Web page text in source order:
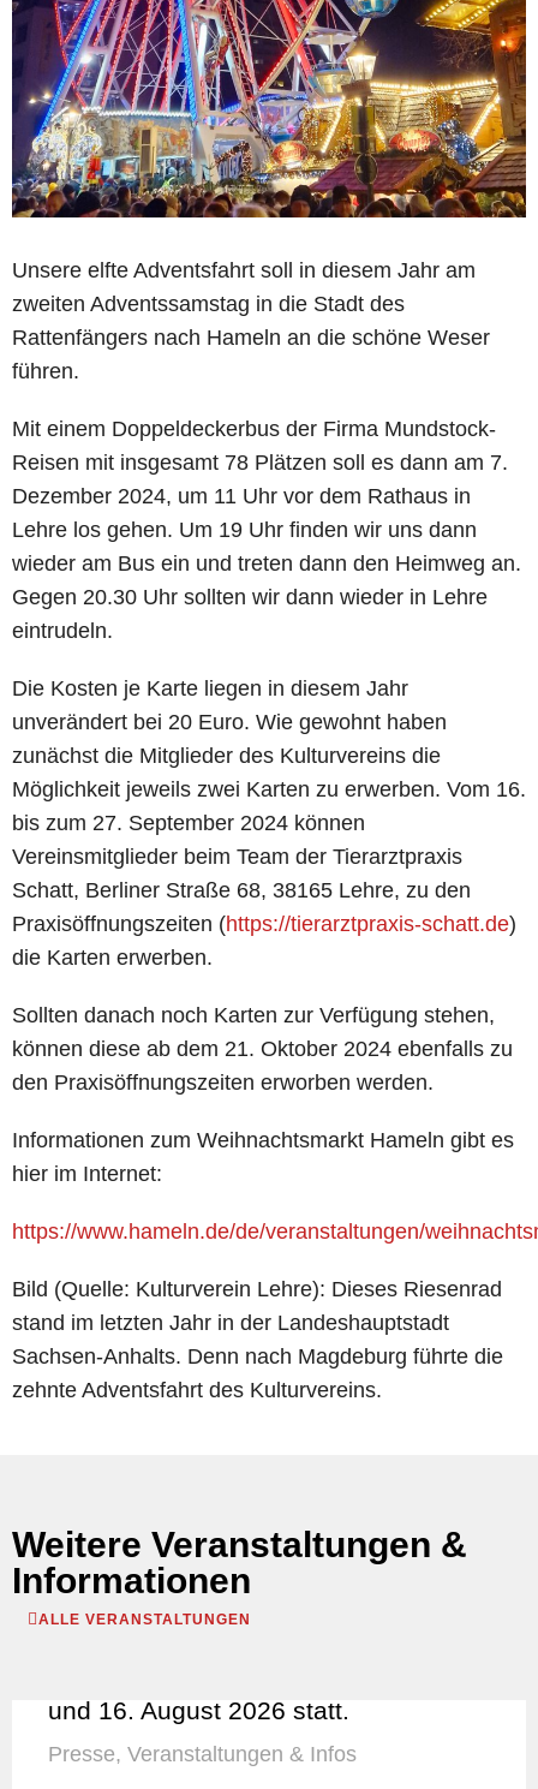
Unsere elfte Adventsfahrt soll in diesem Jahr am
zweiten Adventssamstag in die Stadt des
Rattenfängers nach Hameln an die schöne Weser
führen.
Mit einem Doppeldeckerbus der Firma Mundstock-
Reisen mit insgesamt 78 Plätzen soll es dann am 7.
Dezember 2024, um 11 Uhr vor dem Rathaus in
Lehre los gehen. Um 19 Uhr finden wir uns dann
wieder am Bus ein und treten dann den Heimweg an.
Gegen 20.30 Uhr sollten wir dann wieder in Lehre
eintrudeln.
Die Kosten je Karte liegen in diesem Jahr
unverändert bei 20 Euro. Wie gewohnt haben
zunächst die Mitglieder des Kulturvereins die
Möglichkeit jeweils zwei Karten zu erwerben. Vom 16.
bis zum 27. September 2024 können
Vereinsmitglieder beim Team der Tierarztpraxis
Schatt, Berliner Straße 68, 38165 Lehre, zu den
Praxisöffnungszeiten (https://tierarztpraxis-schatt.de)
die Karten erwerben.
Sollten danach noch Karten zur Verfügung stehen,
können diese ab dem 21. Oktober 2024 ebenfalls zu
den Praxisöffnungszeiten erworben werden.
Informationen zum Weihnachtsmarkt Hameln gibt es
hier im Internet:
https://www.hameln.de/de/veranstaltungen/
Bild (Quelle: Kulturverein Lehre): Dieses Riesenrad
stand im letzten Jahr in der Landeshauptstadt
Sachsen-Anhalts. Denn nach Magdeburg führte die
zehnte Adventsfahrt des Kulturvereins.
Weitere Veranstaltungen &
Informationen
ALLE VERANSTALTUNGEN
und 16. August 2026 statt.
Presse, Veranstaltungen & Infos